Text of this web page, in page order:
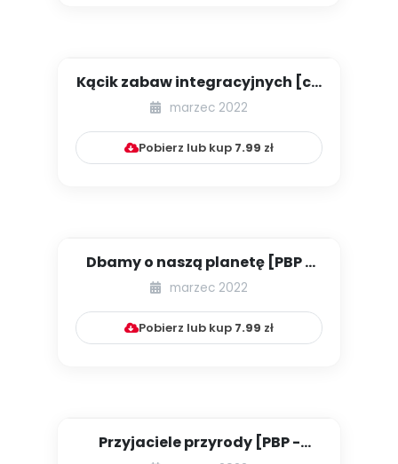
Kącik zabaw integracyjnych [cz.
15]
marzec 2022
Pobierz lub kup 7.99 zł
Dbamy o naszą planetę [PBP -
dzieci młodsze - numer 1]...
marzec 2022
Pobierz lub kup 7.99 zł
Przyjaciele przyrody [PBP -